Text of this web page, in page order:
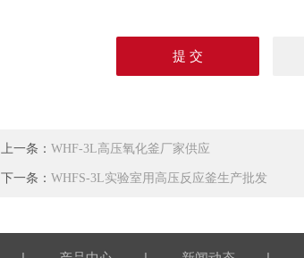
上一条：WHF-3L高压氧化釜厂家供应
下一条：WHFS-3L实验室用高压反应釜生产批发